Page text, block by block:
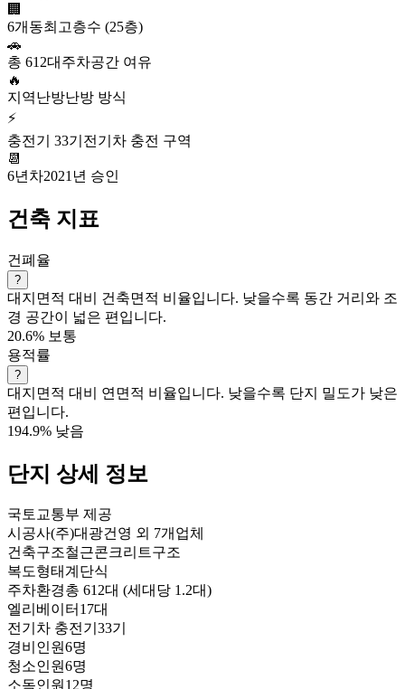
🏢
6개동최고층수 (25층)
🚗
총 612대 주차공간 여유
🔥
지역난방난방 방식
⚡
충전기 33기 전기차 충전 구역
📆
6년차2021년 승인
건축 지표
건폐율
?
대지면적 대비 건축면적 비율입니다. 낮을수록 동간 거리와 조
경 공간이 넓은 편입니다.
20.6% 보통
용적률
?
대지면적 대비 연면적 비율입니다. 낮을수록 단지 밀도가 낮은
편입니다.
194.9% 낮음
단지 상세 정보
국토교통부 제공
시공사(주)대광건영 외 7개업체
건축구조철근콘크리트구조
복도형태계단식
주차환경총 612대 (세대당 1.2대)
엘리베이터 17대
전기차 충전기 33기
경비인원6명
청소인원6명
소독인원 12명